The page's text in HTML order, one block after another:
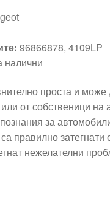
96866878, 4109LP
налични
проста и може
от собственици на
за
правилно затегнати
нежелателни